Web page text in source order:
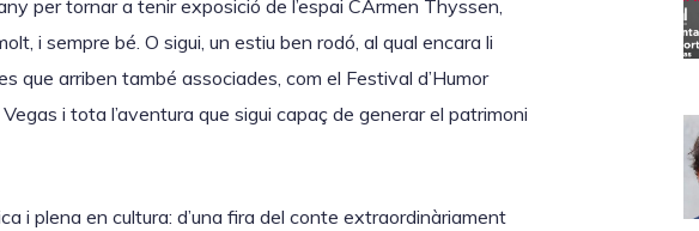
per tornar a tenir exposició de l’espai CArmen Thyssen,
i sempre bé. O sigui, un estiu ben rodó, al qual encara li
que arriben també associades, com el Festival d’Humor
i tota l’aventura que sigui capaç de generar el patrimoni
i plena en cultura: d’una fira del conte extraordinàriament